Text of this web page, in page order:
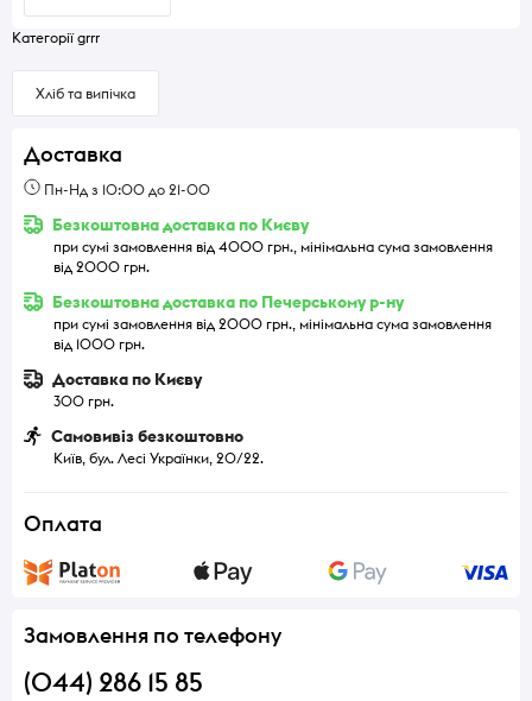
Категорії grrr
Хліб та випічка
Доставка
Пн-Нд з 10:00 до 21-00
Безкоштовна доставка по Києву
при сумі замовлення від 4000 грн., мінімальна сума замовлення
від 2000 грн.
Безкоштовна доставка по Печерському р-ну
при сумі замовлення від 2000 грн., мінімальна сума замовлення
від 1000 грн.
Доставка по Києву
300 грн.
Самовивіз безкоштовно
Київ, бул. Лесі Українки, 20/22.
Оплата
Замовлення по телефону
(044) 286 15 85